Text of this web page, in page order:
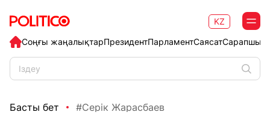
Соңғы жаңалықтарПрезидентПарламентСаясат
KZ
Басты бет #Серік Жарасбаев